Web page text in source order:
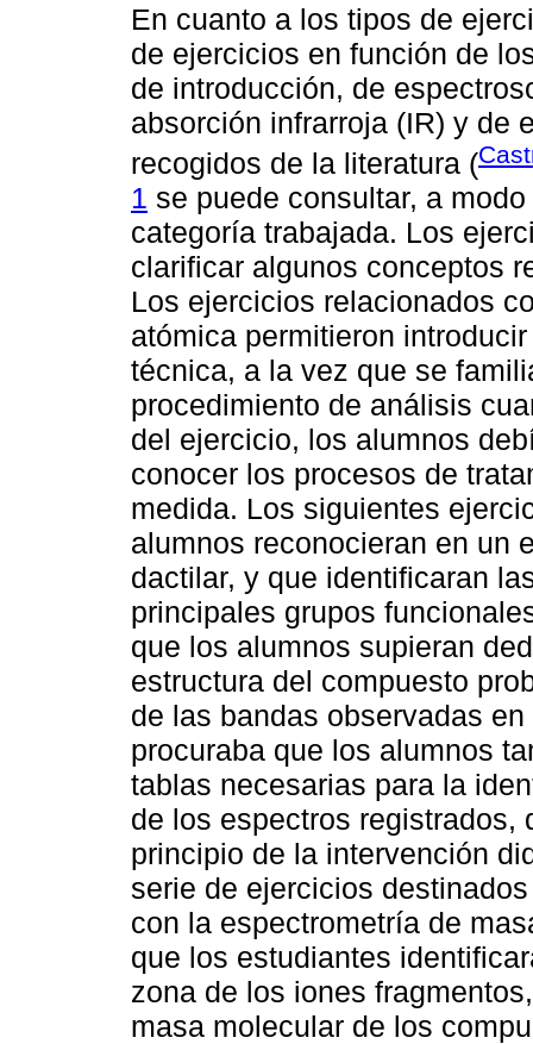
En cuanto a los tipos de
de ejercicios en función de
de introducción, de
absorción infrarroja (IR) y de
recogidos de la literatura (
1 se puede consultar, a
categoría trabajada. Los
clarificar algunos conceptos
Los ejercicios relacionados
atómica permitieron
técnica, a la vez que se
procedimiento de análisis
del ejercicio, los alumnos
conocer los procesos de
medida. Los siguientes
alumnos reconocieran en un
dactilar, y que identificaran
principales grupos
que los alumnos supieran
estructura del compuesto
de las bandas observadas
procuraba que los alumnos
tablas necesarias para la
de los espectros registrados,
principio de la intervención
serie de ejercicios
con la espectrometría de
que los estudiantes
zona de los iones
masa molecular de los